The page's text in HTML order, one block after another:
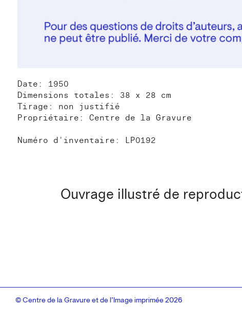
Date: 1950
Dimensions totales: 38 x 28 cm
Tirage: non justifié
Propriétaire: Centre de la Gravure
Numéro d'inventaire: LP0192
Ouvrage illustré de
© Centre de la Gravure et de l’Image imprimée 2026